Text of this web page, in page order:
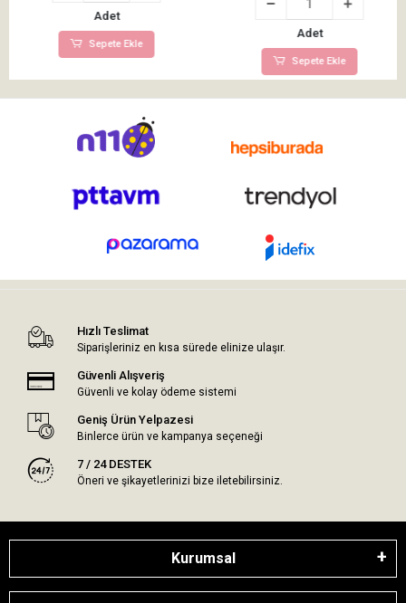
Adet
Sepete Ekle
Adet
Sepete Ekle
Hızlı Teslimat
Siparişleriniz en kısa sürede elinize ulaşır.
Güvenli Alışveriş
Güvenli ve kolay ödeme sistemi
Geniş Ürün Yelpazesi
Binlerce ürün ve kampanya seçeneği
7 / 24 DESTEK
Öneri ve şikayetlerinizi bize iletebilirsiniz.
Kurumsal